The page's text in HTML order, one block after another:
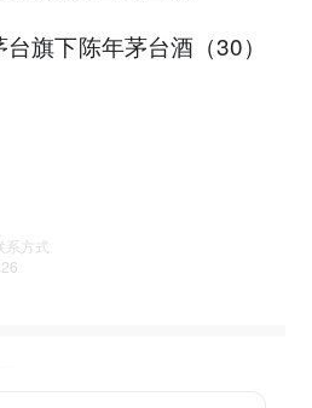
旗下陈年茅台酒（30）
系方式